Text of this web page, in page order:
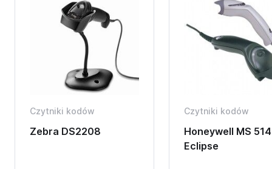
Czytniki kodów
Zebra DS2208
Czytniki kodów
Honeywell MS
Eclipse